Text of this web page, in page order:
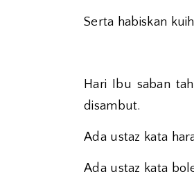
Serta habiskan
Hari Ibu saban
disambut.
Ada ustaz kata
Ada ustaz kata